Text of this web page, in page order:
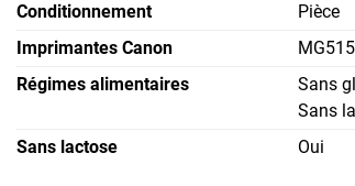
Conditionnement
Pièce
Imprimantes Canon
Régimes alimentaires
Sans
Sans
Sans lactose
Oui